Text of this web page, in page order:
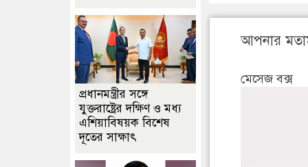
আপনার
মেসেজ বক্স
প্রধানমন্ত্রীর সঙ্গে
যুক্তরাষ্ট্রের দক্ষিণ ও মধ্য
এশিয়াবিষয়ক বিশেষ
দূতের সাক্ষাৎ